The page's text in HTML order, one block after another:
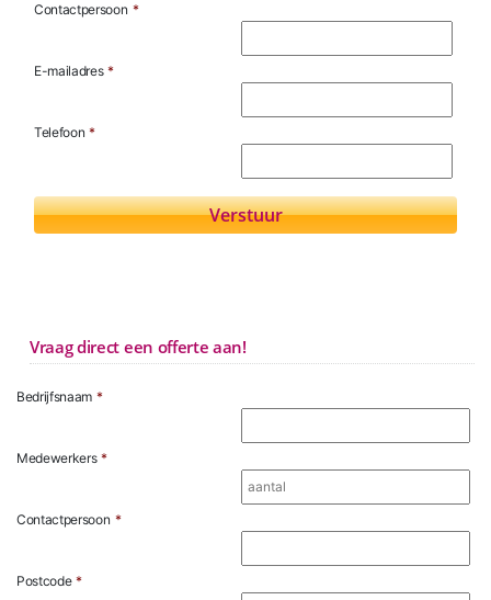
Contactpersoon *
E-mailadres *
Telefoon *
Vraag direct een offerte aan!
Bedrijfsnaam *
Medewerkers *
Contactpersoon *
Postcode *